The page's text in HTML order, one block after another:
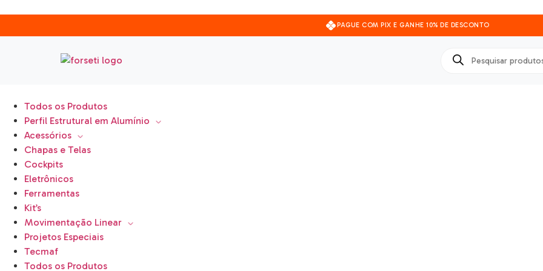
PAGUE COM PIX E GANHE 10% DE DESCONTO
Todos os Produtos
Perfil Estrutural em Alumínio
Acessórios
Chapas e Telas
Cockpits
Eletrônicos
Ferramentas
Kit’s
Movimentação Linear
Projetos Especiais
Tecmaf
Todos os Produtos